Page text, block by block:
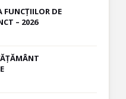
FUNCȚIILOR DE
– 2026